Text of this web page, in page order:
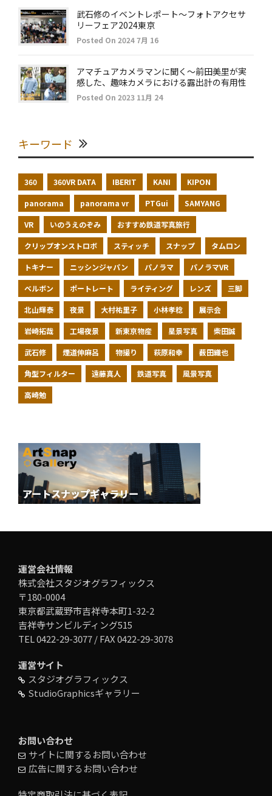
武石修のイベントレポート～フォトアクセサ
リーフェア2024東京
Posted On 2024 7月 16
アマチュアカメラマンに聞く～前田美里が実
感した、趣味カメラにおける露出計の有用性
Posted On 2023 11月 24
キーワード
360 360VR DATA IBERIT KANI KIPON
panorama panorama vr PTGui SAMYANG
VR いのうえのぞみ おすすめ鉄道写真旅行
クリップオンストロボ スティッチ スナップ タムロン
トキナー ニッシンジャパン パノラマ パノラマVR
ベルボン ポートレート ライティング レンズ 三脚
北山輝泰 夜景 大村祐里子 小林孝稔 展示会
岩崎拓哉 工場夜景 新東京物産 星景写真 柴田誠
武石修 煙道伸麻呂 物撮り 萩原和幸 薮田織也
角型フィルター 遠藤真人 鉄道写真 風景写真
高崎勉
運営会社情報
株式会社スタジオグラフィックス
〒180-0004
東京都武蔵野市吉祥寺本町1-32-2
吉祥寺サンビルディング515
TEL 0422-29-3077 / FAX 0422-29-3078
運営サイト
スタジオグラフィックス
StudioGraphicsギャラリー
お問い合わせ
サイトに関するお問い合わせ
広告に関するお問い合わせ